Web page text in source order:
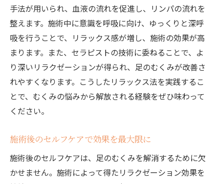
手法が用いられ、血液の流れを促進し、リンパの流れを
整えます。施術中に意識を呼吸に向け、ゆっくりと深呼
吸を行うことで、リラックス感が増し、施術の効果が高
まります。また、セラピストの技術に委ねることで、よ
り深いリラクゼーションが得られ、足のむくみが改善さ
れやすくなります。こうしたリラックス法を実践するこ
とで、むくみの悩みから解放される経験をぜひ味わって
ください。
施術後のセルフケアで効果を最大限に
施術後のセルフケアは、足のむくみを解消するために欠
かせません。施術によって得たリラクゼーション効果を